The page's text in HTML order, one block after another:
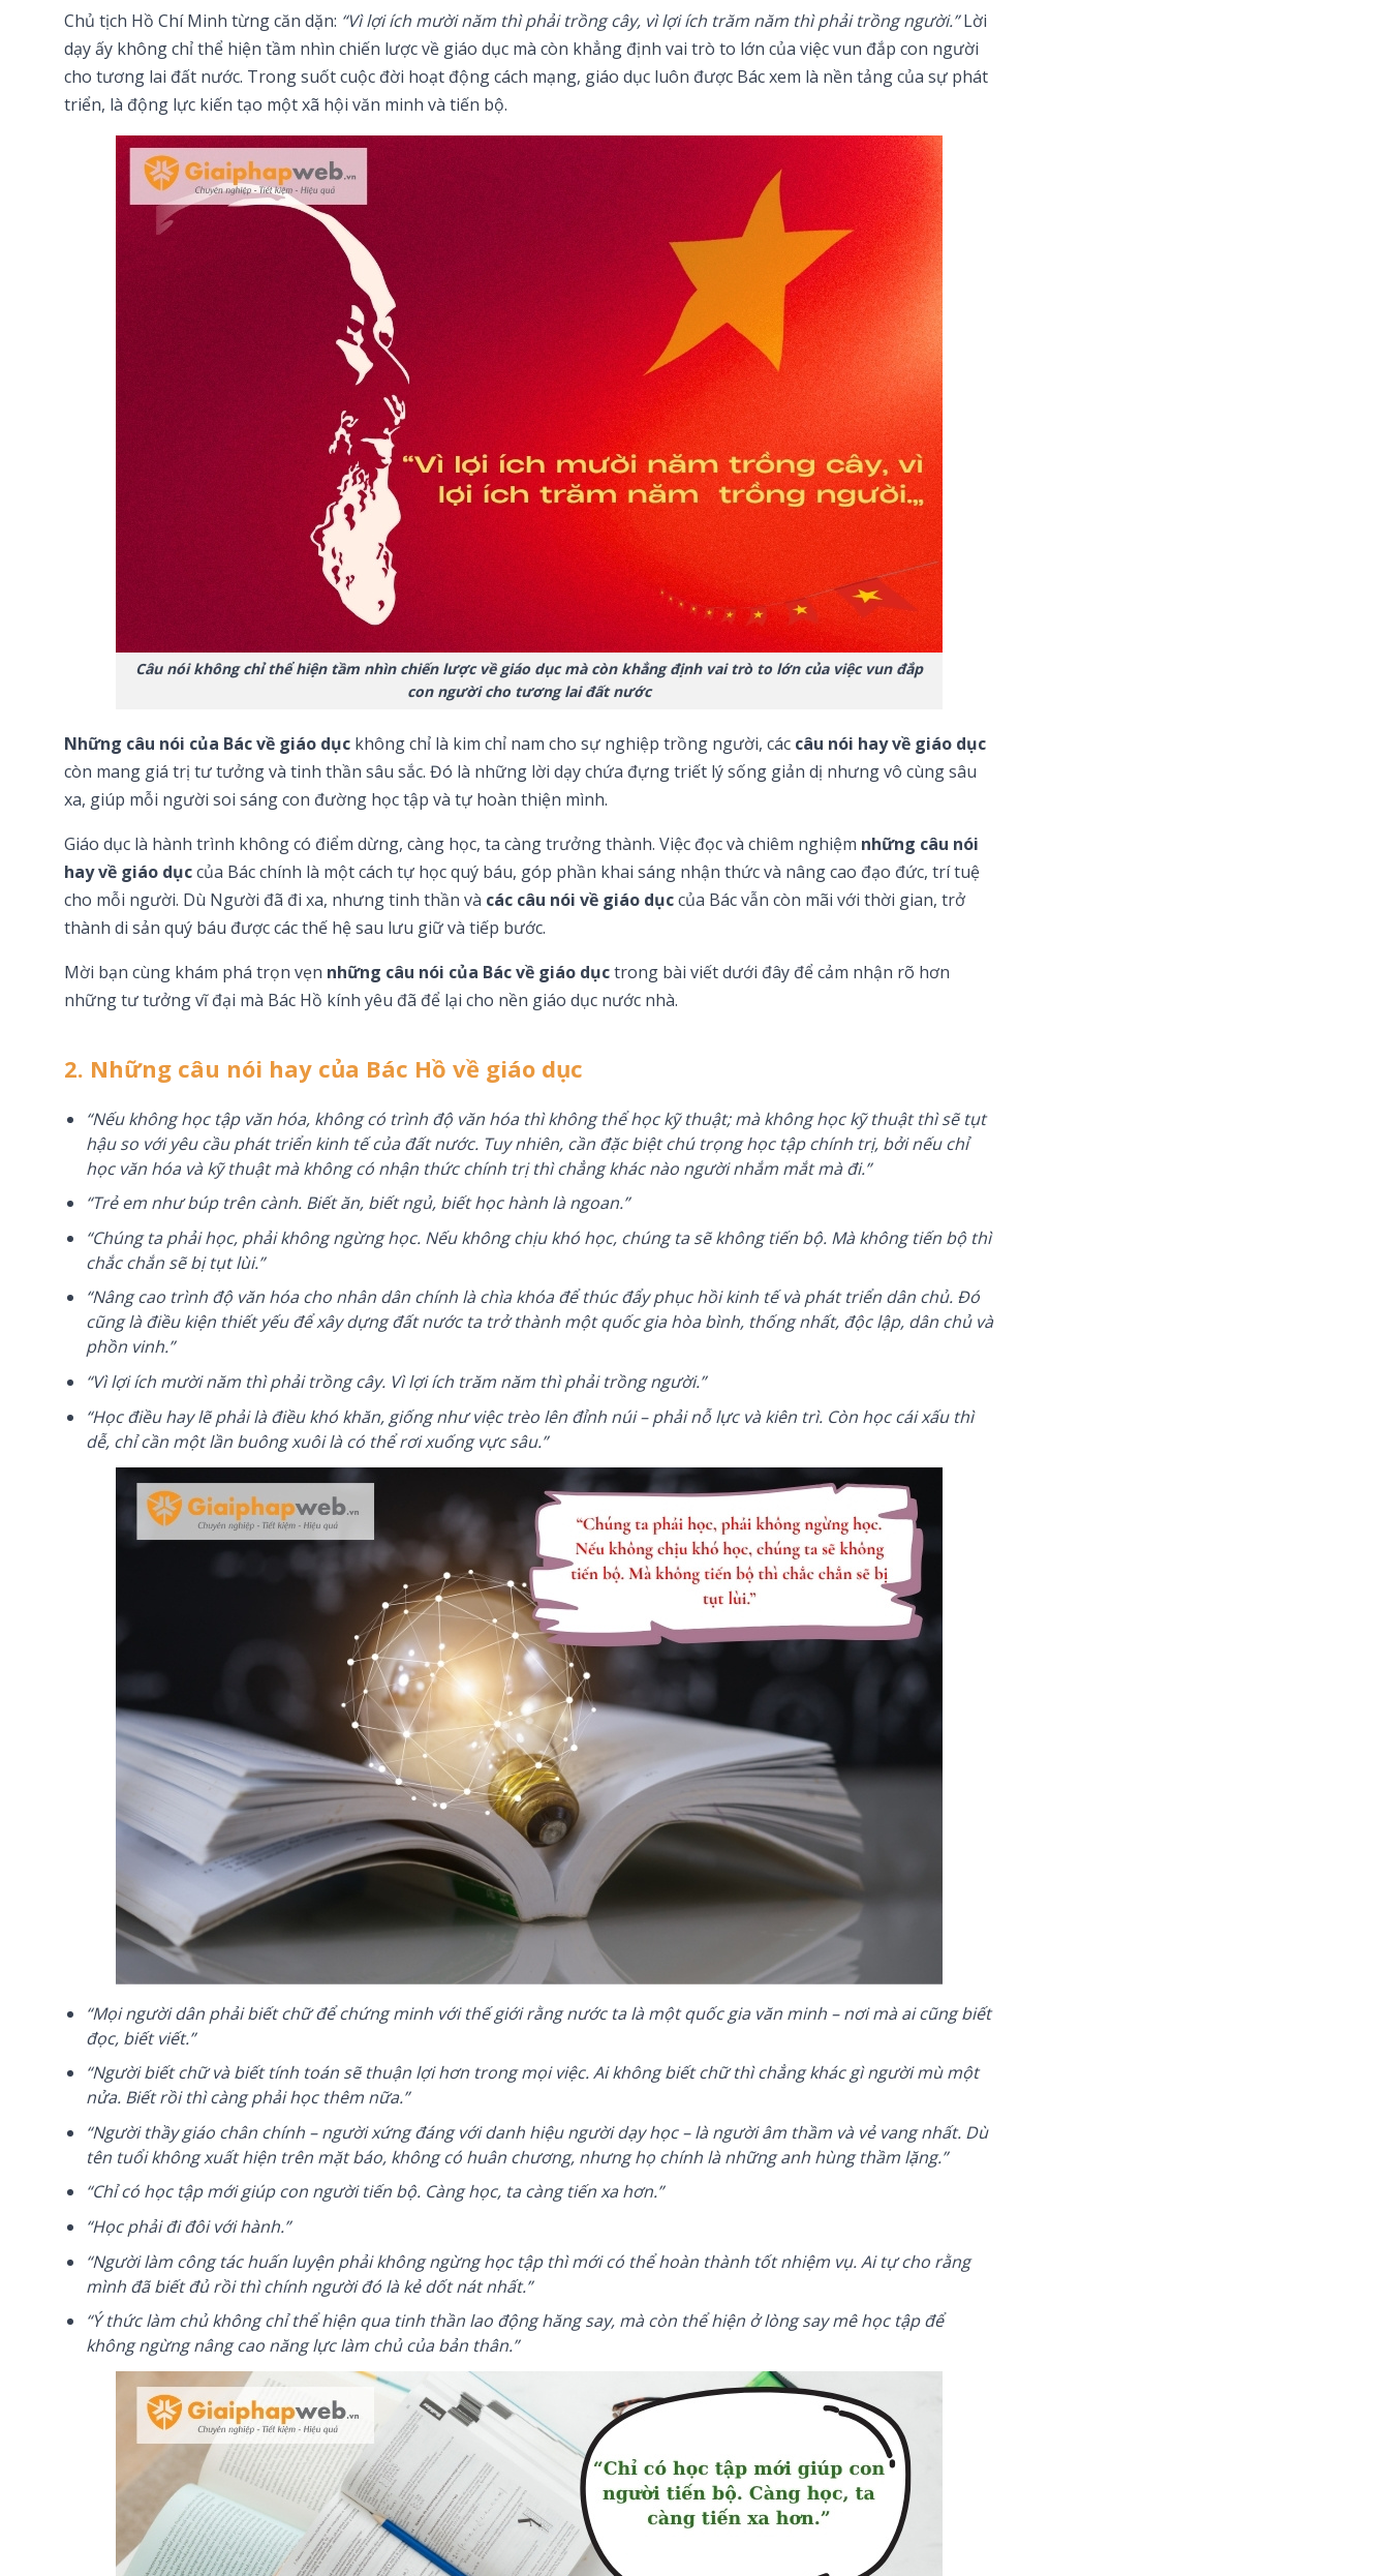
Chủ tịch Hồ Chí Minh từng căn dặn: “Vì lợi ích mười năm thì phải trồng cây, vì lợi ích trăm năm thì phải trồng người.”Lời
dạy ấy không chỉ thể hiện tầm nhìn chiến lược về giáo dục mà còn khẳng định vai trò to lớn của việc vun đắp con người
cho tương lai đất nước. Trong suốt cuộc đời hoạt động cách mạng, giáo dục luôn được Bác xem là nền tảng của sự phát
triển, là động lực kiến tạo một xã hội văn minh và tiến bộ.
Câu nói không chỉ thể hiện tầm nhìn chiến lược về giáo dục mà còn khẳng định vai trò to lớn của việc vun đắp
con người cho tương lai đất nước
Những câu nói của Bác về giáo dục không chỉ là kim chỉ nam cho sự nghiệp trồng người, các câu nói hay về giáo dục
còn mang giá trị tư tưởng và tinh thần sâu sắc. Đó là những lời dạy chứa đựng triết lý sống giản dị nhưng vô cùng sâu
xa, giúp mỗi người soi sáng con đường học tập và tự hoàn thiện mình.
Giáo dục là hành trình không có điểm dừng, càng học, ta càng trưởng thành. Việc đọc và chiêm nghiệm những câu nói
hay về giáo dụccủa Bác chính là một cách tự học quý báu, góp phần khai sáng nhận thức và nâng cao đạo đức, trí tuệ
cho mỗi người. Dù Người đã đi xa, nhưng tinh thần và các câu nói về giáo dụccủa Bác vẫn còn mãi với thời gian, trở
thành di sản quý báu được các thế hệ sau lưu giữ và tiếp bước.
Mời bạn cùng khám phá trọn vẹn những câu nói của Bác về giáo dụctrong bài viết dưới đây để cảm nhận rõ hơn
những tư tưởng vĩ đại mà Bác Hồ kính yêu đã để lại cho nền giáo dục nước nhà.
2. Những câu nói hay của Bác Hồ về giáo dục
“Nếu không học tập văn hóa, không có trình độ văn hóa thì không thể học kỹ thuật; mà không học kỹ thuật thì sẽ tụt
hậu so với yêu cầu phát triển kinh tế của đất nước. Tuy nhiên, cần đặc biệt chú trọng học tập chính trị, bởi nếu chỉ
học văn hóa và kỹ thuật mà không có nhận thức chính trị thì chẳng khác nào người nhắm mắt mà đi.”
“Trẻ em như búp trên cành. Biết ăn, biết ngủ, biết học hành là ngoan.”
“Chúng ta phải học, phải không ngừng học. Nếu không chịu khó học, chúng ta sẽ không tiến bộ. Mà không tiến bộ thì
chắc chắn sẽ bị tụt lùi.”
“Nâng cao trình độ văn hóa cho nhân dân chính là chìa khóa để thúc đẩy phục hồi kinh tế và phát triển dân chủ. Đó
cũng là điều kiện thiết yếu để xây dựng đất nước ta trở thành một quốc gia hòa bình, thống nhất, độc lập, dân chủ và
phồn vinh.”
“Vì lợi ích mười năm thì phải trồng cây. Vì lợi ích trăm năm thì phải trồng người.”
“Học điều hay lẽ phải là điều khó khăn, giống như việc trèo lên đỉnh núi – phải nỗ lực và kiên trì. Còn học cái xấu thì
dễ, chỉ cần một lần buông xuôi là có thể rơi xuống vực sâu.”
“Mọi người dân phải biết chữ để chứng minh với thế giới rằng nước ta là một quốc gia văn minh – nơi mà ai cũng biết
đọc, biết viết.”
“Người biết chữ và biết tính toán sẽ thuận lợi hơn trong mọi việc. Ai không biết chữ thì chẳng khác gì người mù một
nửa. Biết rồi thì càng phải học thêm nữa.”
“Người thầy giáo chân chính – người xứng đáng với danh hiệu người dạy học – là người âm thầm và vẻ vang nhất. Dù
tên tuổi không xuất hiện trên mặt báo, không có huân chương, nhưng họ chính là những anh hùng thầm lặng.”
“Chỉ có học tập mới giúp con người tiến bộ. Càng học, ta càng tiến xa hơn.”
“Học phải đi đôi với hành.”
“Người làm công tác huấn luyện phải không ngừng học tập thì mới có thể hoàn thành tốt nhiệm vụ. Ai tự cho rằng
mình đã biết đủ rồi thì chính người đó là kẻ dốt nát nhất.”
“Ý thức làm chủ không chỉ thể hiện qua tinh thần lao động hăng say, mà còn thể hiện ở lòng say mê học tập để
không ngừng nâng cao năng lực làm chủ của bản thân.”